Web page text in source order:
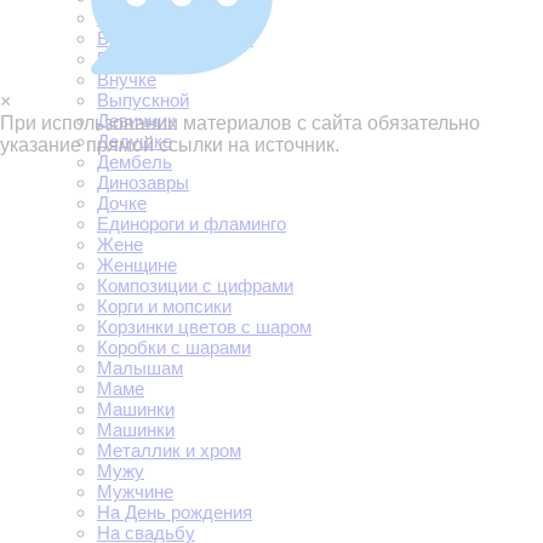
Букеты и фонтаны
Внуку
Внучке
Выпускной
Девичник
Дедушке
Дембель
Динозавры
Дочке
Единороги и фламинго
Жене
Женщине
Композиции с цифрами
Корги и мопсики
Корзинки цветов с шаром
Коробки с шарами
Малышам
Маме
Машинки
Машинки
Металлик и хром
Мужу
Мужчине
На День рождения
На свадьбу
×
При использовании материалов с сайта обязательно
указание прямой ссылки на источник.